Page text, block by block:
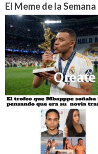
El Meme de la Semana